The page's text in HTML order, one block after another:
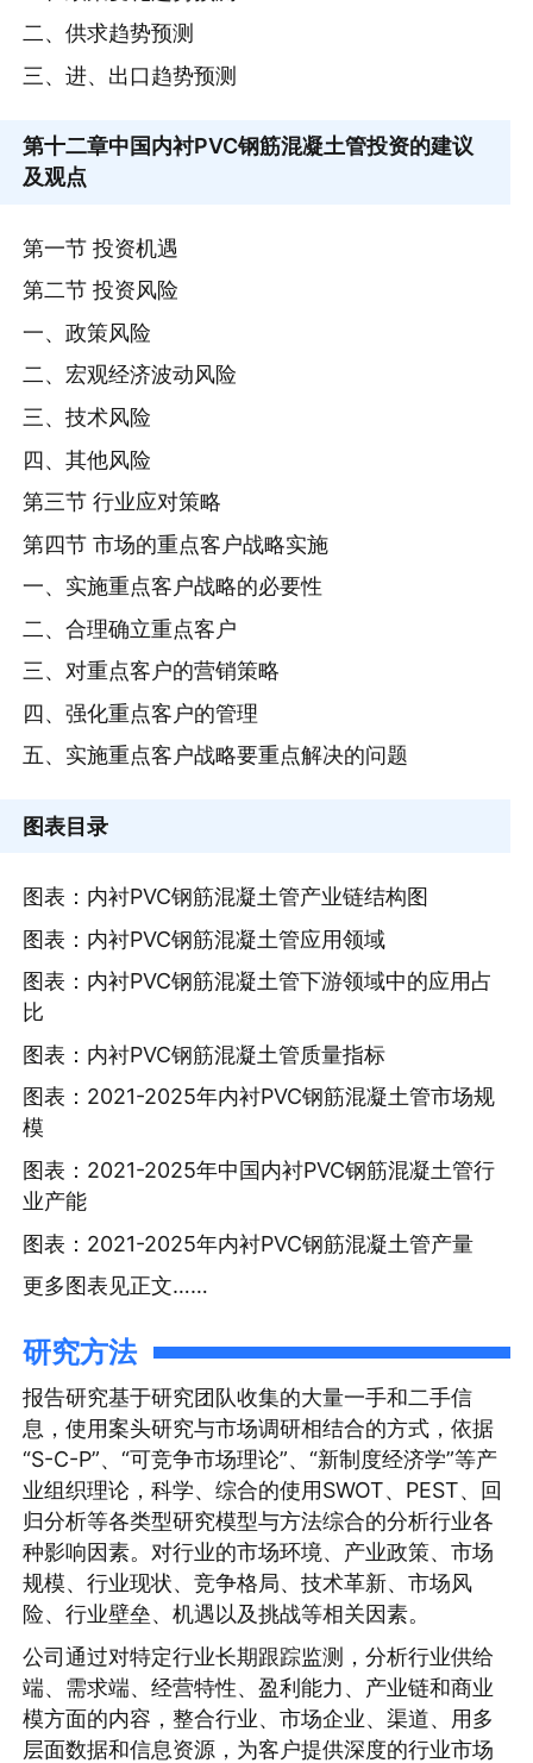
二、供求趋势预测
三、进、出口趋势预测
第十二章中国内衬PVC钢筋混凝土管投资的建议
及观点
第一节 投资机遇
第二节 投资风险
一、政策风险
二、宏观经济波动风险
三、技术风险
四、其他风险
第三节 行业应对策略
第四节 市场的重点客户战略实施
一、实施重点客户战略的必要性
二、合理确立重点客户
三、对重点客户的营销策略
四、强化重点客户的管理
五、实施重点客户战略要重点解决的问题
图表目录
图表：内衬PVC钢筋混凝土管产业链结构图
图表：内衬PVC钢筋混凝土管应用领域
图表：内衬PVC钢筋混凝土管下游领域中的应用占
比
图表：内衬PVC钢筋混凝土管质量指标
图表：2021-2025年内衬PVC钢筋混凝土管市场规
模
图表：2021-2025年中国内衬PVC钢筋混凝土管行
业产能
图表：2021-2025年内衬PVC钢筋混凝土管产量
更多图表见正文……
研究方法
报告研究基于研究团队收集的大量一手和二手信
息，使用案头研究与市场调研相结合的方式，依据
“S-C-P”、“可竞争市场理论”、“新制度经济学”等产
业组织理论，科学、综合的使用SWOT、PEST、回
归分析等各类型研究模型与方法综合的分析行业各
种影响因素。对行业的市场环境、产业政策、市场
规模、行业现状、竞争格局、技术革新、市场风
险、行业壁垒、机遇以及挑战等相关因素。
公司通过对特定行业长期跟踪监测，分析行业供给
端、需求端、经营特性、盈利能力、产业链和商业
模方面的内容，整合行业、市场企业、渠道、用多
层面数据和信息资源，为客户提供深度的行业市场